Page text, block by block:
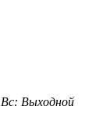
Выходной